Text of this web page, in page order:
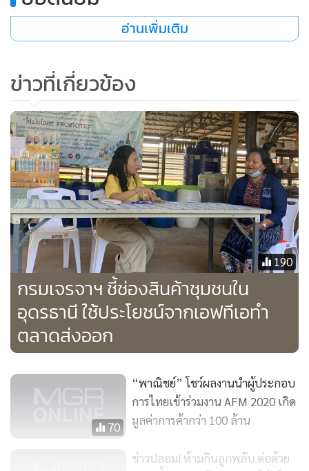
นางอรมนกล่าวว่า กรมฯ ได้ลงพื้นที่เยี่ยมชมการดำเนินงานของ
วิสาหกิจชุมชนเกษตรน้ำหมักเอนไซม์สมุนไพรเพื่อสุขภาพบ้าน
สินค้าเกษตรเพื่อสุขภาพ Pro Biotic สร้างมูลค่าเพิ่มให้แก่
สมุนไพรซึ่งเป็นพืชเศรษฐกิจของจังหวัด โดยใช้วัตถุดิบจากเครือ
ข่ายเกษตรกรผู้ปลูกสมุนไพรในพื้นที่มาต่อยอดพัฒนาสินค้าเพื่อ
สุขภาพให้มีความหลากหลาย
อ่านเพิ่มเติม
ข่าวที่เกี่ยวข้อง
190
กรมเจรจาฯ ชี้ช่องสินค้าชุมชนใน
อุดรธานี ใช้ประโยชน์จากเอฟทีเอทำ
ตลาดส่งออก
70
“พาณิชย์” โชว์ผลงานนำผู้ประกอบ
การไทยเข้าร่วมงาน AFM 2020 เกิด
มูลค่าการค้ากว่า 100 ล้าน
ข่าวปลอม! ห้ามกินลูกพลับ ต่อด้วย